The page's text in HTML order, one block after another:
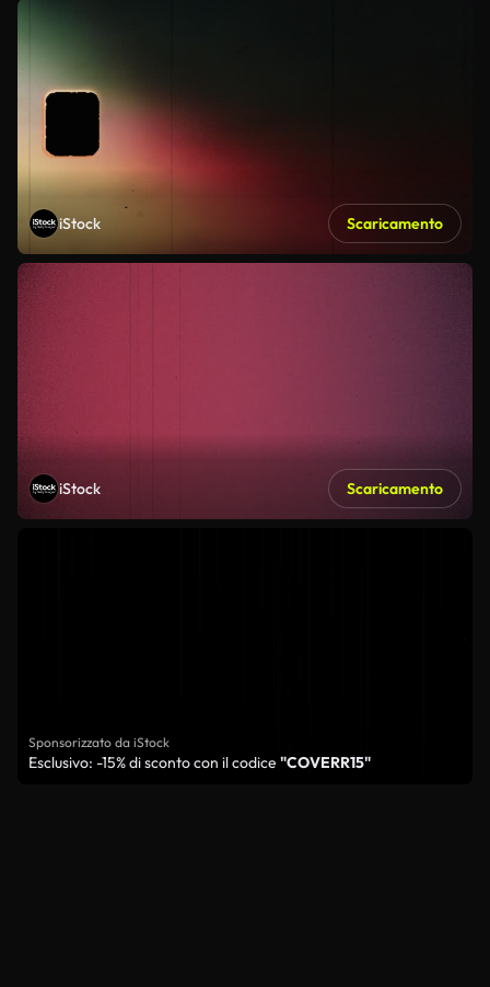
iStock Scaricamento
iStock Scaricamento
Sponsorizzato da iStock
Esclusivo: -15% di sconto con il codice "COVERR15"